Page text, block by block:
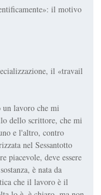
il motivo
il «travail
un lavoro che mi
dello scrittore, che mi
e l'altro, contro
nel Sessantotto
piacevole, deve essere
è nata da
che il lavoro è il